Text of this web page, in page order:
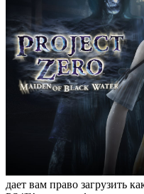
дает вам право загрузить